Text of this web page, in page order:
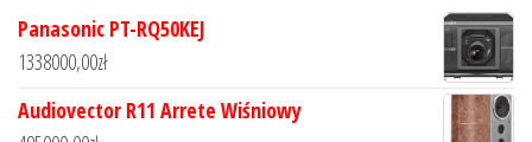
Panasonic PT-RQ50KEJ
1338000,00zł
Audiovector R11 Arrete Wiśniowy